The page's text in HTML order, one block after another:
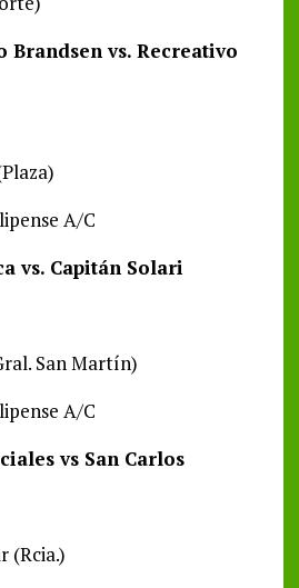
vs. Recreativo
A/C
vs. Capitán Solari
San Martín)
A/C
vs San Carlos
(Rcia.)